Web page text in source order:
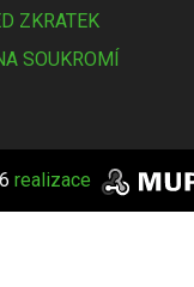
ZKRATEK
SOUKROMÍ
realizace